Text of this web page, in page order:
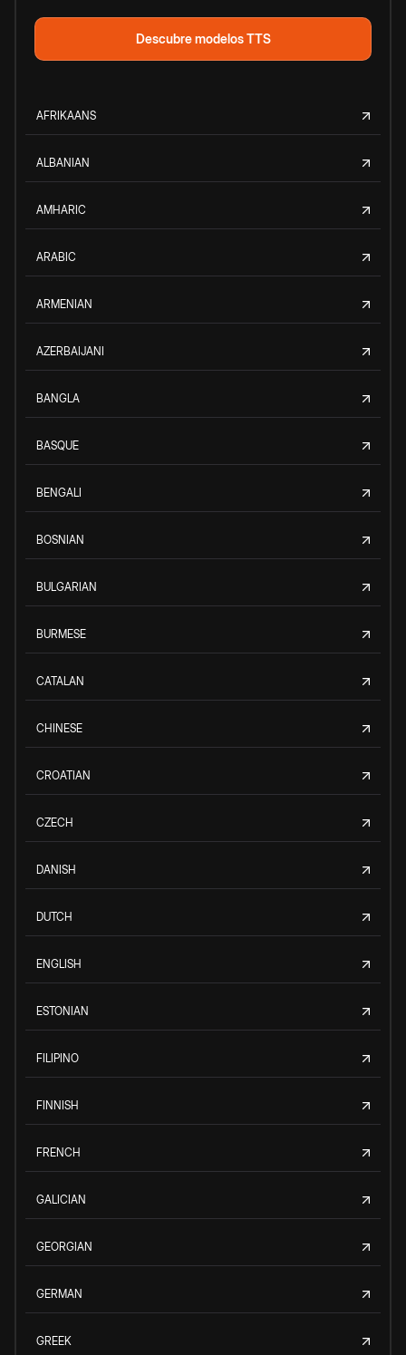
Descubre modelos TTS
AFRIKAANS
ALBANIAN
AMHARIC
ARABIC
ARMENIAN
AZERBAIJANI
BANGLA
BASQUE
BENGALI
BOSNIAN
BULGARIAN
BURMESE
CATALAN
CHINESE
CROATIAN
CZECH
DANISH
DUTCH
ENGLISH
ESTONIAN
FILIPINO
FINNISH
FRENCH
GALICIAN
GEORGIAN
GERMAN
GREEK